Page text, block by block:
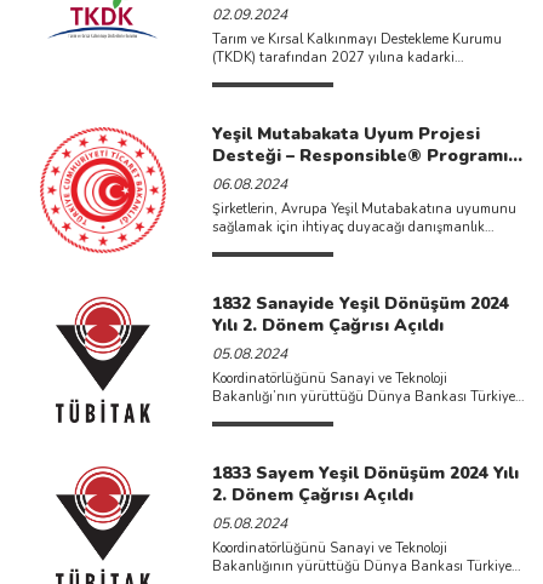
02.09.2024
Tarım ve Kırsal Kalkınmayı Destekleme Kurumu
(TKDK) tarafından 2027 yılına kadarki
Yeşil Mutabakata Uyum Projesi
Desteği – Responsible® Programı
başvuruya açıldı
06.08.2024
Şirketlerin, Avrupa Yeşil Mutabakatına uyumunu
sağlamak için ihtiyaç duyacağı danışmanlık
1832 Sanayide Yeşil Dönüşüm 2024
Yılı 2. Dönem Çağrısı Açıldı
05.08.2024
Koordinatörlüğünü Sanayi ve Teknoloji
Bakanlığı’nın yürüttüğü Dünya Bankası Türkiye
1833 Sayem Yeşil Dönüşüm 2024 Yılı
2. Dönem Çağrısı Açıldı
05.08.2024
Koordinatörlüğünü Sanayi ve Teknoloji
Bakanlığının yürüttüğü Dünya Bankası Türkiye